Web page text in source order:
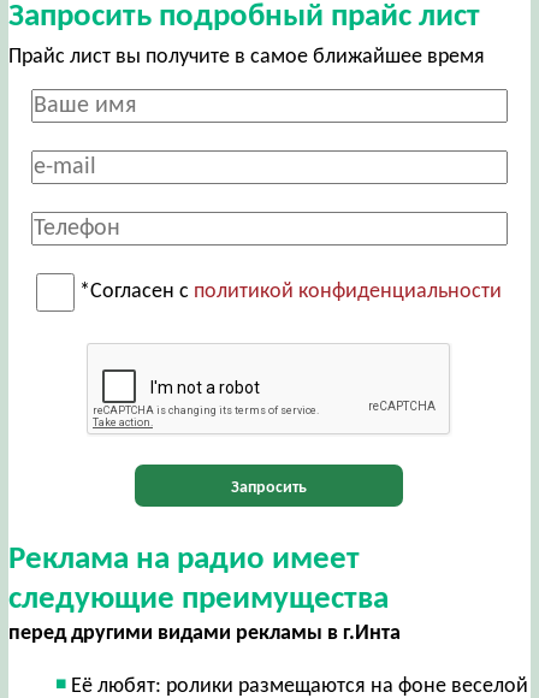
Запросить подробный прайс лист
Прайс лист вы получите в самое ближайшее время
*Согласен с политикой конфиденциальности
Запросить
Реклама на радио имеет
следующие преимущества
перед другими видами рекламы в г.Инта
Её любят: ролики размещаются на фоне веселой